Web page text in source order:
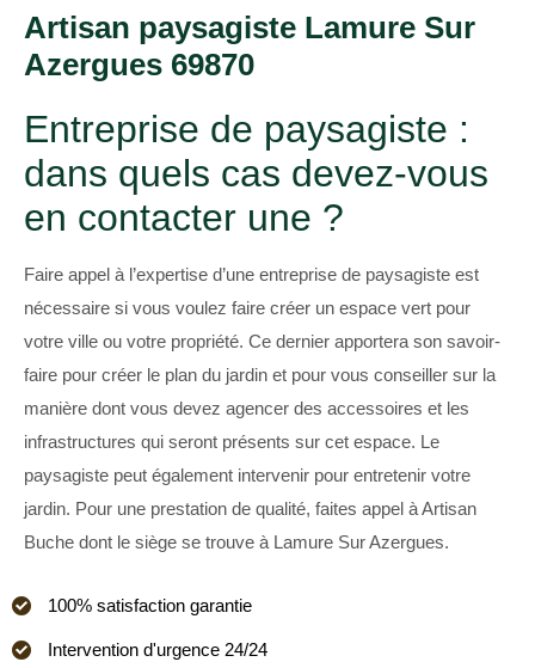
Artisan paysagiste Lamure Sur
Azergues 69870
Entreprise de paysagiste :
dans quels cas devez-vous
en contacter une ?
Faire appel à l’expertise d’une entreprise de paysagiste est
nécessaire si vous voulez faire créer un espace vert pour
votre ville ou votre propriété. Ce dernier apportera son savoir-
faire pour créer le plan du jardin et pour vous conseiller sur la
manière dont vous devez agencer des accessoires et les
infrastructures qui seront présents sur cet espace. Le
paysagiste peut également intervenir pour entretenir votre
jardin. Pour une prestation de qualité, faites appel à Artisan
Buche dont le siège se trouve à Lamure Sur Azergues.
100% satisfaction garantie
Intervention d'urgence 24/24